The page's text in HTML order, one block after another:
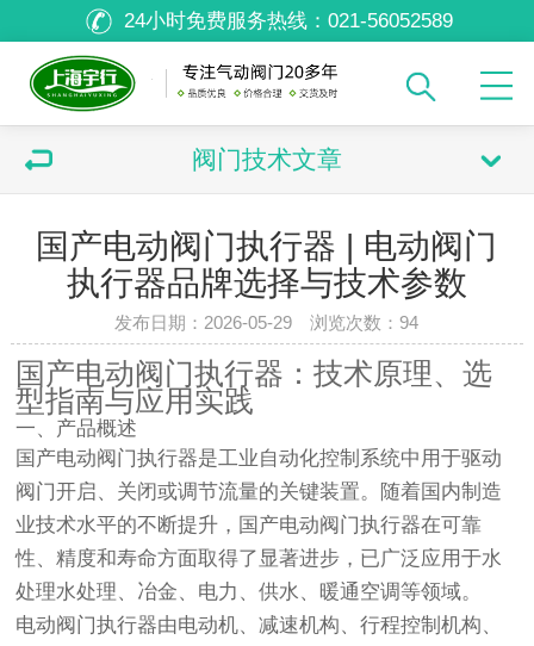
24小时免费服务热线： 021-56052589
阀门技术文章
国产电动阀门执行器 | 电动阀门
执行器品牌选择与技术参数
发布日期：2026-05-29 浏览次数： 94
国产电动阀门执行器：技术原理、选
型指南与应用实践
一、产品概述
国产电动阀门执行器是工业自动化控制系统中用于驱动
阀门开启、关闭或调节流量的关键装置。随着国内制造
业技术水平的不断提升，国产电动阀门执行器在可靠
性、精度和寿命方面取得了显著进步，已广泛应用于水
处理水处理、冶金、电力、供水、暖通空调等领域。
电动阀门执行器由电动机、减速机构、行程控制机构、